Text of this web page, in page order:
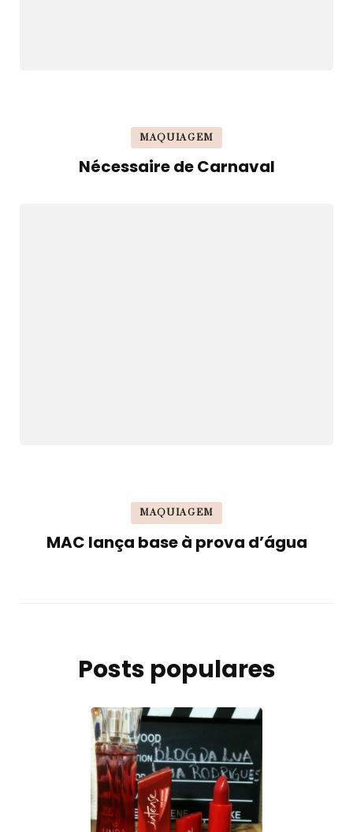
MAQUIAGEM
Nécessaire de Carnaval
MAQUIAGEM
MAC lança base à prova d’água
Posts populares